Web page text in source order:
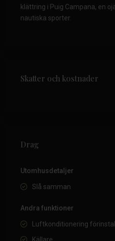
klättring i Puig Campana, en
nautiska sporter.
Skatter och kostnader
Drag
Utomhusdetaljer
Slå samman
Andra funktioner
Luftkonditionering